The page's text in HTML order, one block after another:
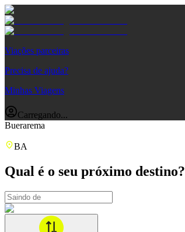
Viações parceiras
Precisa de ajuda?
Minhas Viagens
Carregando...
Buerarema
BA
Qual é o seu próximo destino?